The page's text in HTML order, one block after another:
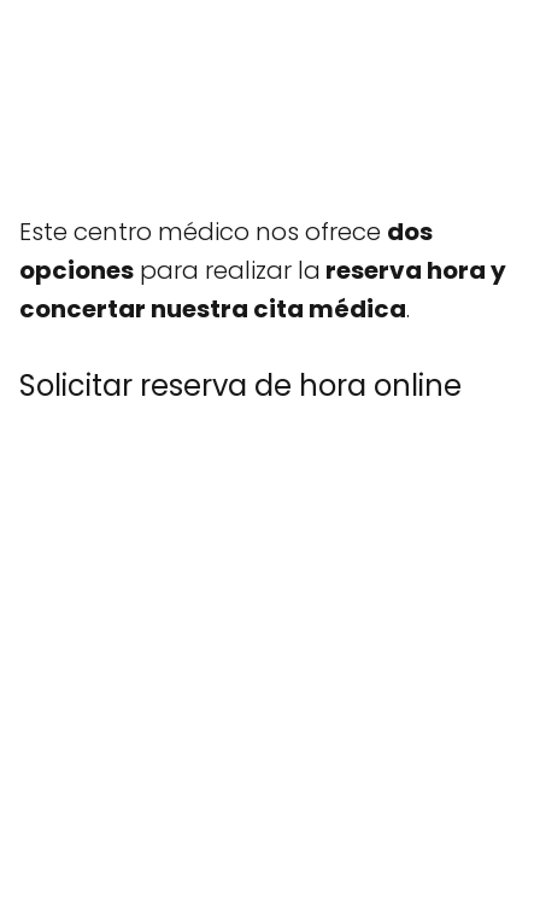
Este centro médico nos ofrece dos
opciones para realizar la reserva hora y
concertar nuestra cita médica.
Solicitar reserva de hora online